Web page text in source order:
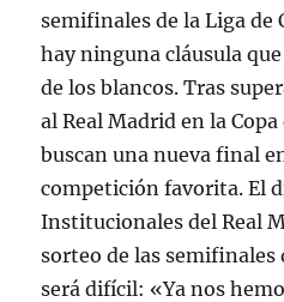
semifinales de la Liga de
hay ninguna cláusula
de los blancos. Tras
al Real Madrid en la
buscan una nueva final
competición favorita. El
Institucionales del Real
sorteo de las semifinales
será difícil: «Ya nos